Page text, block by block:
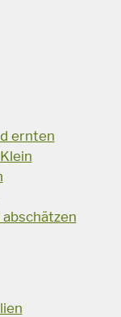
ernten